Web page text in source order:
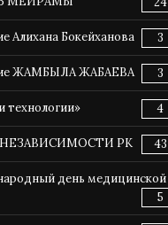
Алихана Бокейханова 3
ЖАМБЫЛА ЖАБАЕВА 3
технологии» 4
НЕЗАВИСИМОСТИ РК 43
день медицинской
5